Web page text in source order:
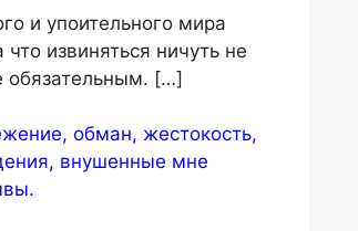
и упоительного мира
извиняться ничуть не
обязательным. […]
обман, жестокость,
внушенные мне